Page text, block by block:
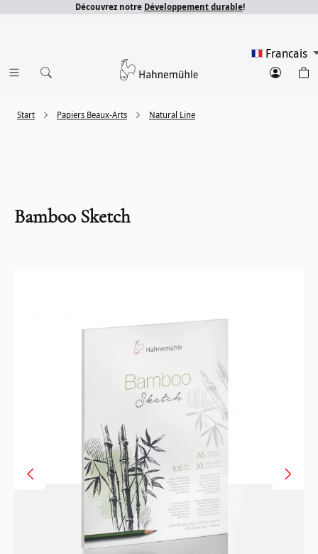
Découvrez notre Développement durable!
Francais
Natural Line
Papiers Beaux-Arts
Start
Bamboo Sketch